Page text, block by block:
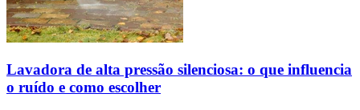
Lavadora de alta pressão silenciosa: o que influencia
o ruído e como escolher